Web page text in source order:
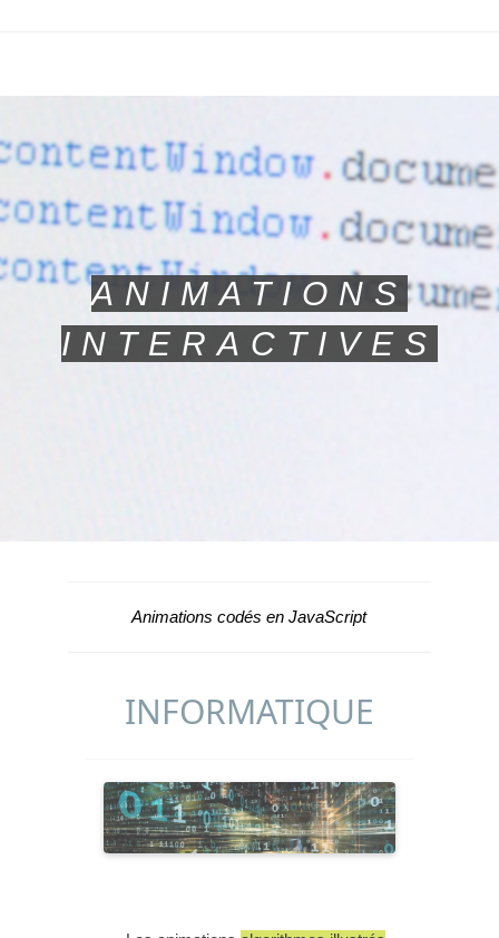
ANIMATIONS
INTERACTIVES
Animations codés en JavaScript
INFORMATIQUE